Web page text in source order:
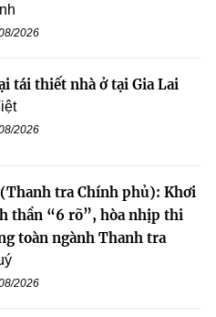
2026
tái thiết nhà ở tại Gia Lai
2026
tra Chính phủ): Khơi
thần “6 rõ”, hòa nhịp thi
toàn ngành Thanh tra
2026